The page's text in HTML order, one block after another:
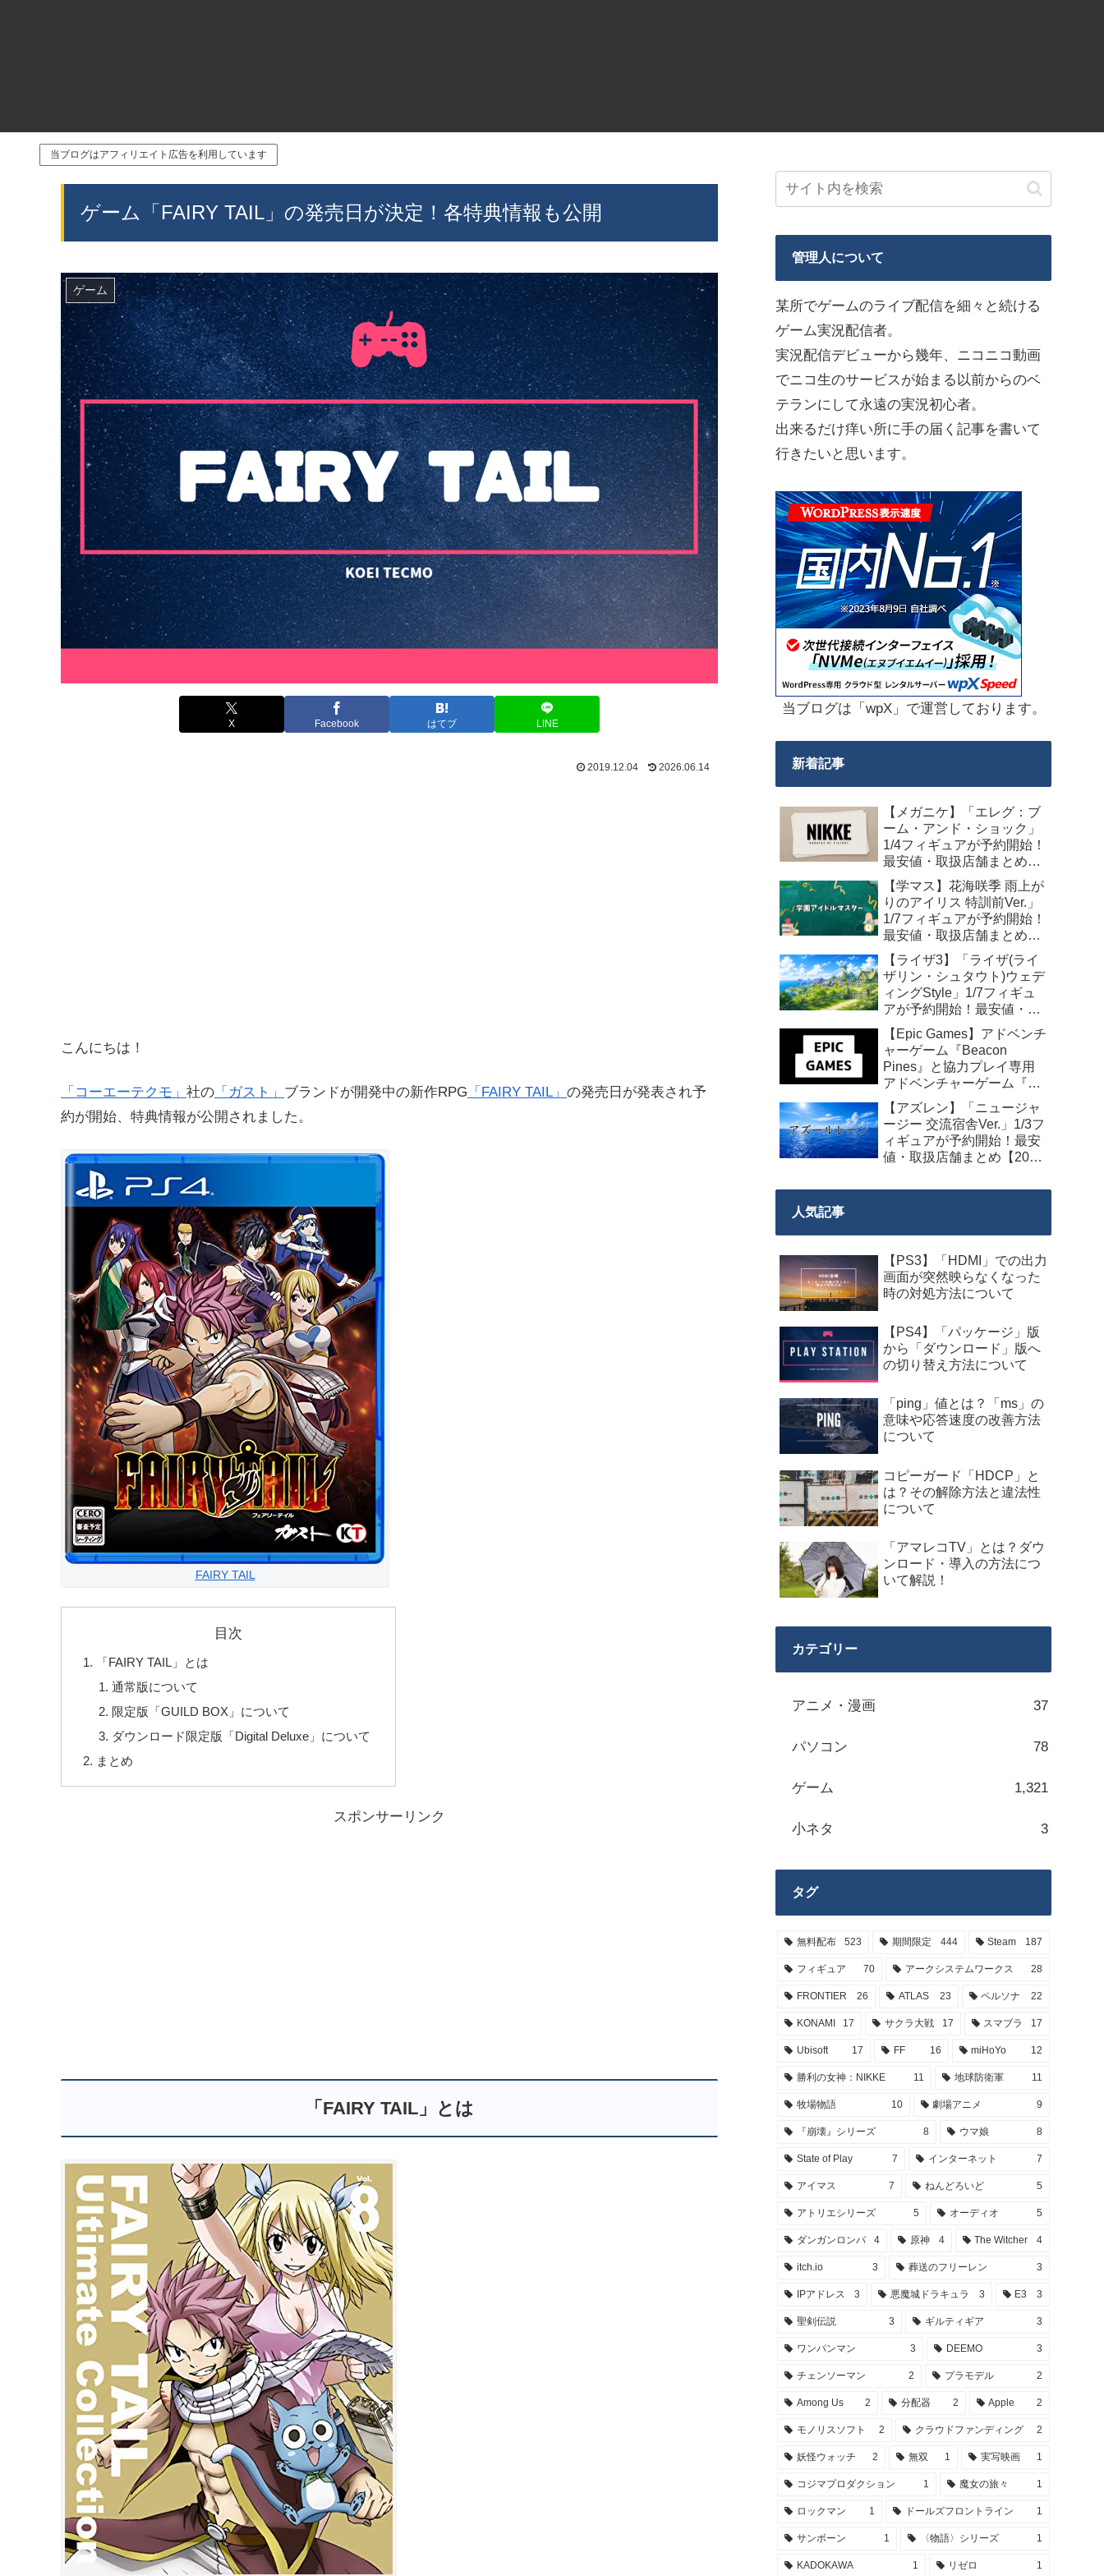
当ブログはアフィリエイト広告を利用しています
ゲーム「FAIRY TAIL」の発売日が決定！各特典情報も公開
ゲーム
X Facebook はてブ LINE
2019.12.04 2026.06.14
こんにちは！
「コーエーテクモ」 社の 「ガスト」 ブランドが開発中の新作RPG 「FAIRY TAIL」 の発売日が発表され予
約が開始、特典情報が公開されました。
FAIRY TAIL
目次
「FAIRY TAIL」とは
通常版について
限定版「GUILD BOX」について
ダウンロード限定版「Digital Deluxe」について
まとめ
スポンサーリンク
「FAIRY TAIL」とは
管理人について
某所でゲームのライブ配信を細々と続ける
ゲーム実況配信者。
実況配信デビューから幾年、ニコニコ動画
でニコ生のサービスが始まる以前からのベ
テランにして永遠の実況初心者。
出来るだけ痒い所に手の届く記事を書いて
行きたいと思います。
当ブログは「wpX」で運営しております。
新着記事
【メガニケ】「エレグ：ブ
ーム・アンド・ショック」
1/4フィギュアが予約開始！
最安値・取扱店舗まとめ
【2027年10月発売】
【学マス】花海咲季 雨上が
りのアイリス 特訓前Ver.」
1/7フィギュアが予約開始！
最安値・取扱店舗まとめ
【2027年4月発売】
【ライザ3】「ライザ(ライ
ザリン・シュタウト)ウェデ
ィングStyle」1/7フィギュ
アが予約開始！最安値・取
扱店舗まとめ【2027年4月
発売】
【Epic Games】アドベンチ
ャーゲーム『Beacon
Pines』と協力プレイ専用
アドベンチャーゲーム『We
Were Here Together』の無
料配布が来週2026年8月14
日午前0時までの期間限定
で開始！
【アズレン】「ニュージャ
ージー 交流宿舎Ver.」1/3フ
ィギュアが予約開始！最安
値・取扱店舗まとめ【2027
人気記事
【PS3】「HDMI」での出力
画面が突然映らなくなった
時の対処方法について
【PS4】「パッケージ」版
から「ダウンロード」版へ
の切り替え方法について
「ping」値とは？「ms」の
意味や応答速度の改善方法
について
コピーガード「HDCP」と
は？その解除方法と違法性
について
「アマレコTV」とは？ダウ
ンロード・導入の方法につ
いて解説！
カテゴリー
アニメ・漫画 37
パソコン 78
ゲーム 1,321
小ネタ 3
タグ
無料配布 523 期間限定 444 Steam 187
フィギュア 70 アークシステムワークス 28
FRONTIER 26 ATLAS 23 ペルソナ 22
KONAMI 17 サクラ大戦 17 スマブラ 17
Ubisoft 17 FF 16 miHoYo 12
勝利の女神：NIKKE 11 地球防衛軍 11
牧場物語 10 劇場アニメ 9
『崩壊』シリーズ 8 ウマ娘 8
State of Play 7 インターネット 7
アイマス 7 ねんどろいど 5
アトリエシリーズ 5 オーディオ 5
ダンガンロンパ 4 原神 4 The Witcher 4
itch.io 3 葬送のフリーレン 3
IPアドレス 3 悪魔城ドラキュラ 3 E3 3
聖剣伝説 3 ギルティギア 3
ワンパンマン 3 DEEMO 3
チェンソーマン 2 プラモデル 2
Among Us 2 分配器 2 Apple 2
モノリスソフト 2 クラウドファンディング 2
妖怪ウォッチ 2 無双 1 実写映画 1
コジマプロダクション 1 魔女の旅々 1
ロックマン 1 ドールズフロントライン 1
サンボーン 1 〈物語〉シリーズ 1
KADOKAWA 1 リゼロ 1